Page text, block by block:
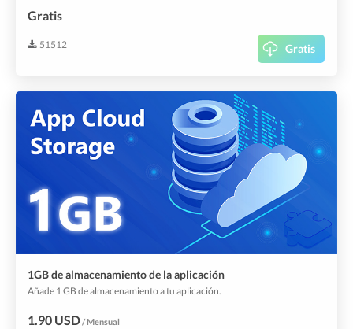
Gratis
51512 Gratis
1GB de almacenamiento de la aplicación
Añade 1 GB de almacenamiento a tu aplicación.
1.90 USD/ Mensual